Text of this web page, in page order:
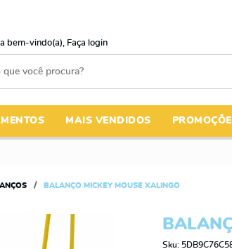
bem-vindo(a), Faça login
MAIS VENDIDOS
BALANÇO MICKEY MOUSE XALINGO
Sku: